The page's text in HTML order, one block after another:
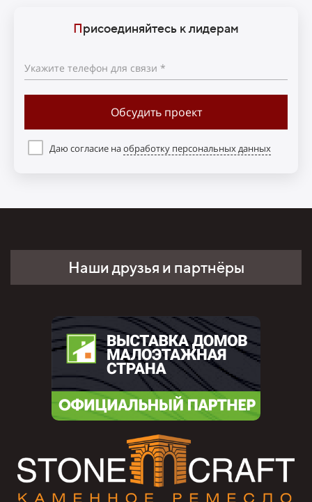
Присоединяйтесь к лидерам
Укажите телефон для связи *
Обсудить проект
Даю согласие наобработку персональных данных
Наши друзья и партнёры